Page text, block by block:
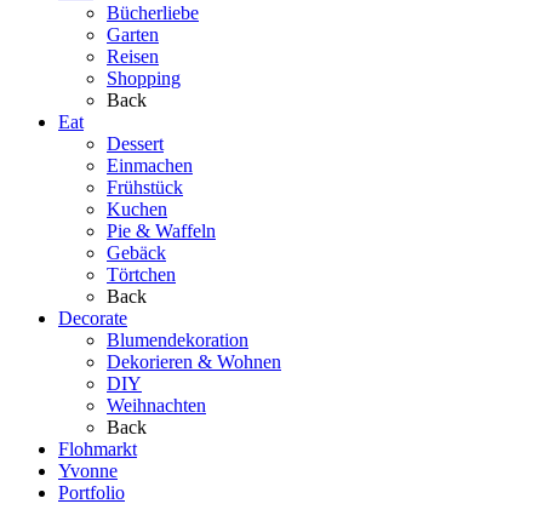
Bücherliebe
Garten
Reisen
Shopping
Back
Eat
Dessert
Einmachen
Frühstück
Kuchen
Pie & Waffeln
Gebäck
Törtchen
Back
Decorate
Blumendekoration
Dekorieren & Wohnen
DIY
Weihnachten
Back
Flohmarkt
Yvonne
Portfolio